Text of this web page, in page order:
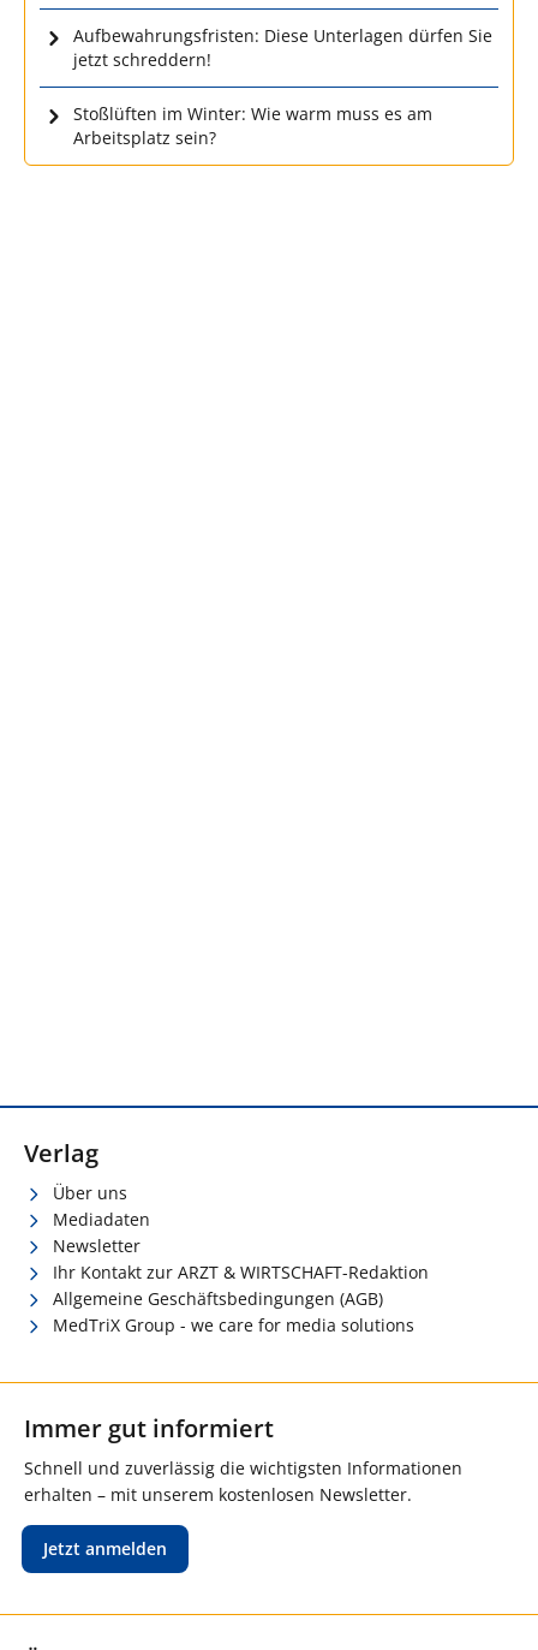
Aufbewahrungsfristen: Diese Unterlagen dürfen Sie
jetzt schreddern!
Stoßlüften im Winter: Wie warm muss es am
Arbeitsplatz sein?
Verlag
Über uns
Mediadaten
Newsletter
Ihr Kontakt zur ARZT & WIRTSCHAFT-Redaktion
Allgemeine Geschäftsbedingungen (AGB)
MedTriX Group - we care for media solutions
Immer gut informiert
Schnell und zuverlässig die wichtigsten Informationen
erhalten – mit unserem kostenlosen Newsletter.
Jetzt anmelden